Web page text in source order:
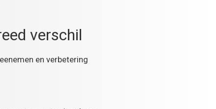
verschil
en verbetering